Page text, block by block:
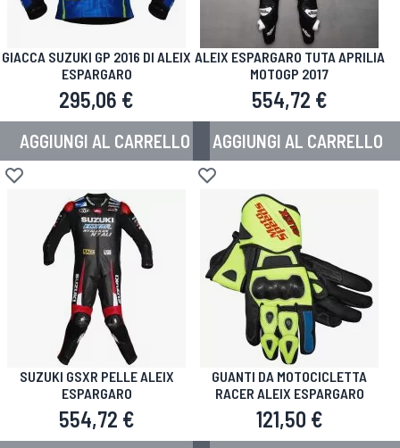
GIACCA SUZUKI GP 2016 DI ALEIX
ESPARGARO
295,06 €
AGGIUNGI AL CARRELLO
Aggiungi alla lista desideri
ALEIX ESPARGARO TUTA APRILIA
MOTOGP 2017
554,72 €
AGGIUNGI AL CARRELLO
Aggiungi alla lista desideri
SUZUKI GSXR PELLE ALEIX
ESPARGARO
554,72 €
GUANTI DA MOTOCICLETTA
RACER ALEIX ESPARGARO
121,50 €